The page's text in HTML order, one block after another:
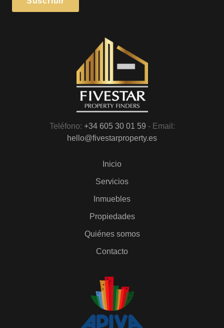
Teléfono: +34 605 30 01 59 - Email:
hello@fivestarproperty.es
Inicio
Servicios
Inmuebles
Propiedades
Quiénes somos
Contacto